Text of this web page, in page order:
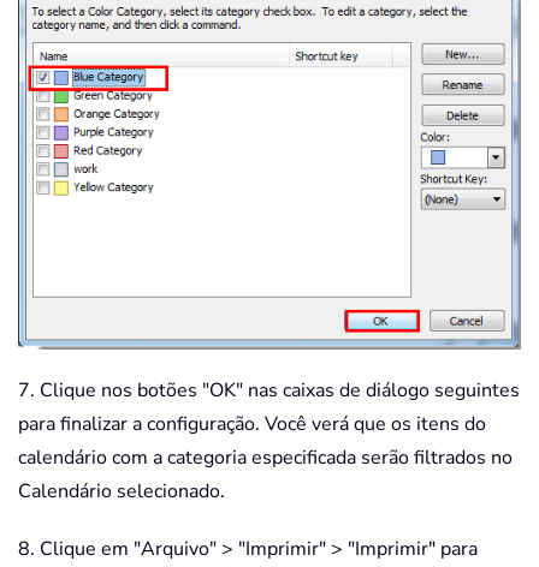
7. Clique nos botões "OK" nas caixas de diálogo seguintes
para finalizar a configuração. Você verá que os itens do
calendário com a categoria especificada serão filtrados no
Calendário selecionado.
8. Clique em "Arquivo" > "Imprimir" > "Imprimir" para